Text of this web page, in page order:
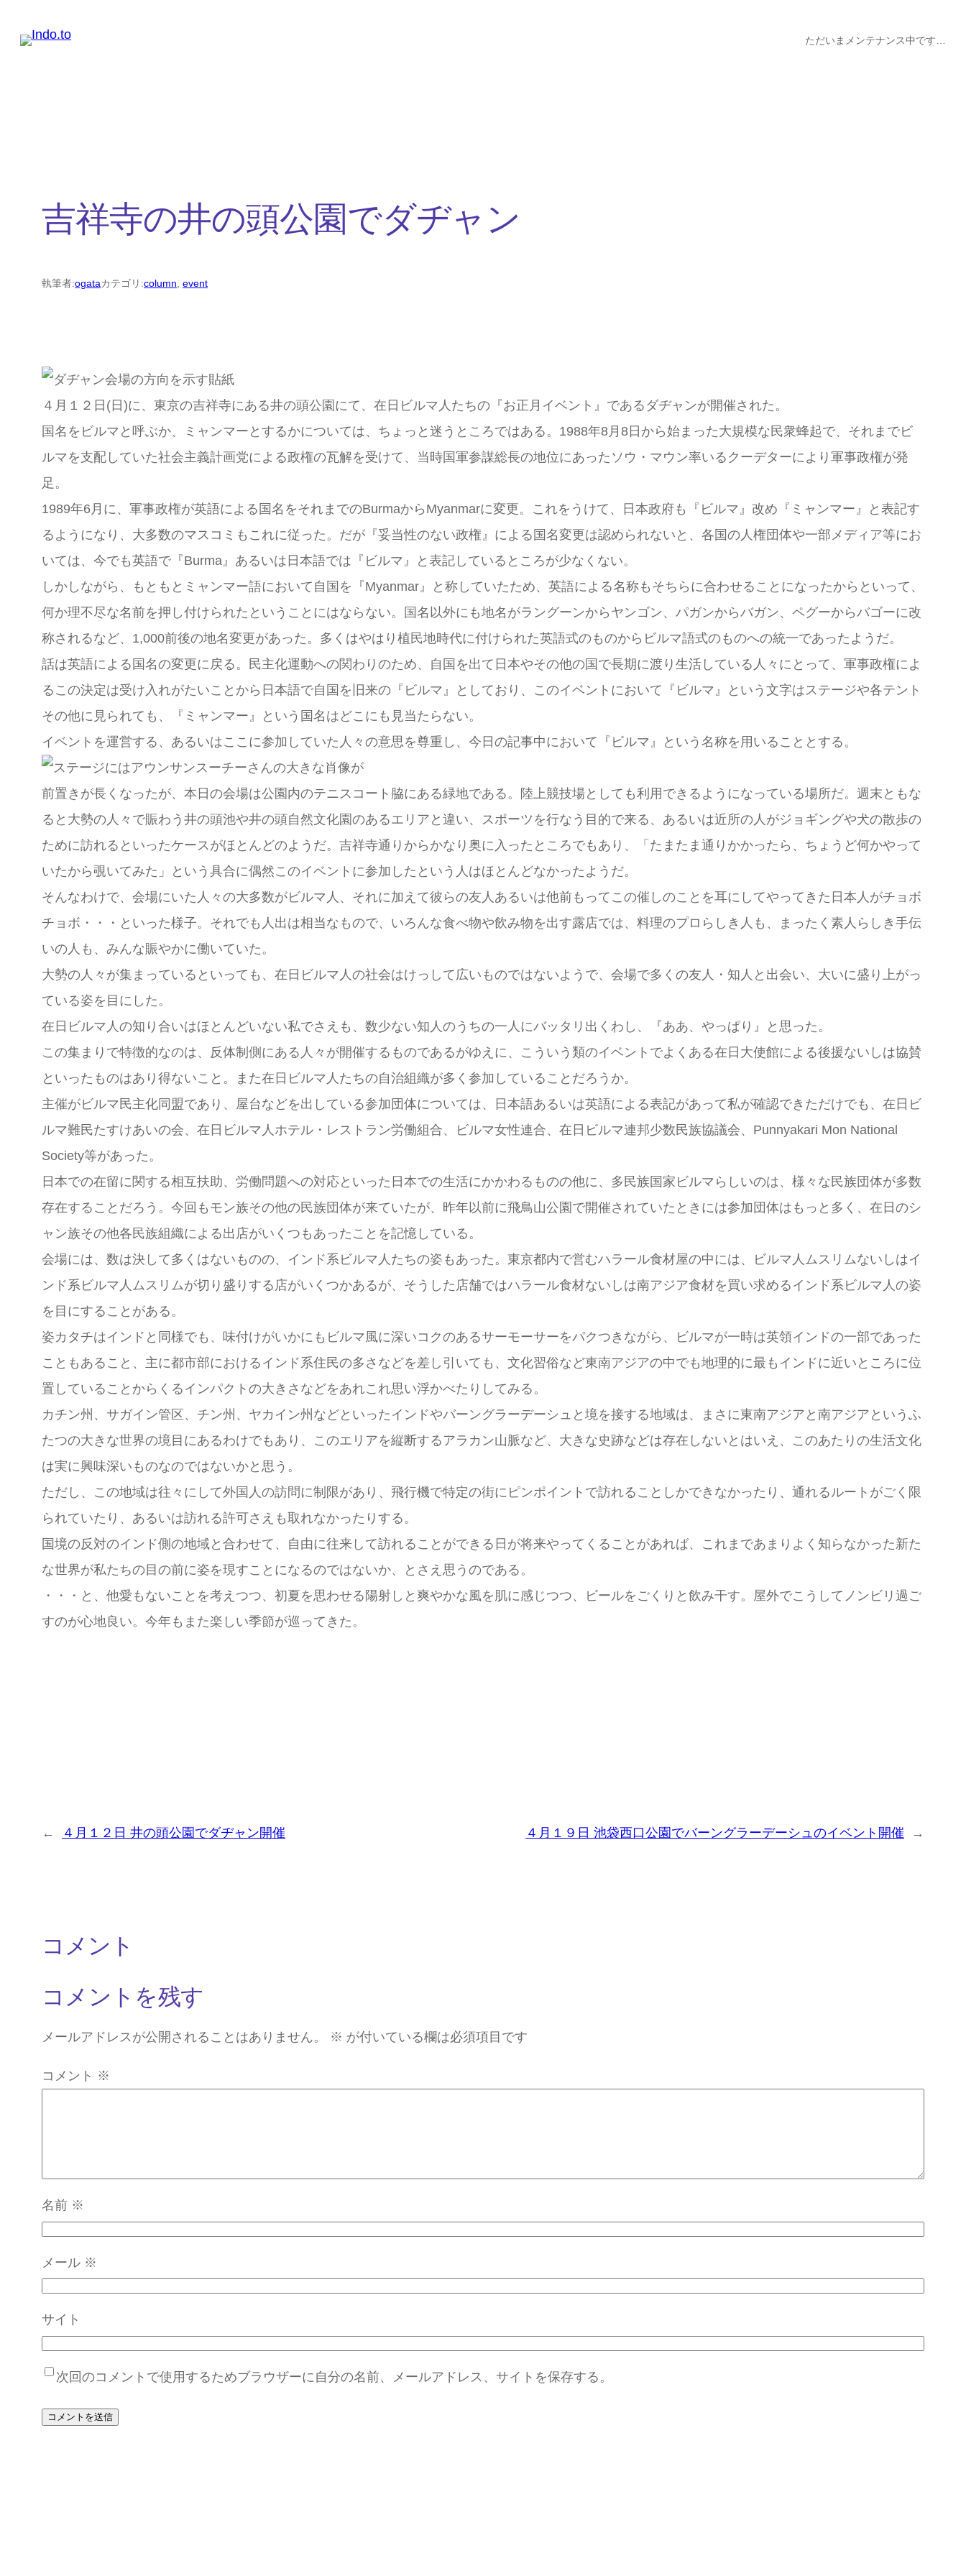
ただいまメンテナンス中です…
吉祥寺の井の頭公園でダヂャン
執筆者:ogataカテゴリ:column, event
４月１２日(日)に、東京の吉祥寺にある井の頭公園にて、在日ビルマ人たちの『お正月イベント』であるダヂャンが開催された。
国名をビルマと呼ぶか、ミャンマーとするかについては、ちょっと迷うところではある。1988年8月8日から始まった大規模な民衆蜂起で、それまでビ
ルマを支配していた社会主義計画党による政権の瓦解を受けて、当時国軍参謀総長の地位にあったソウ・マウン率いるクーデターにより軍事政権が発
足。
1989年6月に、軍事政権が英語による国名をそれまでのBurmaからMyanmarに変更。これをうけて、日本政府も『ビルマ』改め『ミャンマー』と表記す
るようになり、大多数のマスコミもこれに従った。だが『妥当性のない政権』による国名変更は認められないと、各国の人権団体や一部メディア等にお
いては、今でも英語で『Burma』あるいは日本語では『ビルマ』と表記しているところが少なくない。
しかしながら、もともとミャンマー語において自国を『Myanmar』と称していたため、英語による名称もそちらに合わせることになったからといって、
何か理不尽な名前を押し付けられたということにはならない。国名以外にも地名がラングーンからヤンゴン、パガンからバガン、ペグーからバゴーに改
称されるなど、1,000前後の地名変更があった。多くはやはり植民地時代に付けられた英語式のものからビルマ語式のものへの統一であったようだ。
話は英語による国名の変更に戻る。民主化運動への関わりのため、自国を出て日本やその他の国で長期に渡り生活している人々にとって、軍事政権によ
るこの決定は受け入れがたいことから日本語で自国を旧来の『ビルマ』としており、このイベントにおいて『ビルマ』という文字はステージや各テント
その他に見られても、『ミャンマー』という国名はどこにも見当たらない。
イベントを運営する、あるいはここに参加していた人々の意思を尊重し、今日の記事中において『ビルマ』という名称を用いることとする。
前置きが長くなったが、本日の会場は公園内のテニスコート脇にある緑地である。陸上競技場としても利用できるようになっている場所だ。週末ともな
ると大勢の人々で賑わう井の頭池や井の頭自然文化園のあるエリアと違い、スポーツを行なう目的で来る、あるいは近所の人がジョギングや犬の散歩の
ために訪れるといったケースがほとんどのようだ。吉祥寺通りからかなり奥に入ったところでもあり、「たまたま通りかかったら、ちょうど何かやって
いたから覗いてみた」という具合に偶然このイベントに参加したという人はほとんどなかったようだ。
そんなわけで、会場にいた人々の大多数がビルマ人、それに加えて彼らの友人あるいは他前もってこの催しのことを耳にしてやってきた日本人がチョボ
チョボ・・・といった様子。それでも人出は相当なもので、いろんな食べ物や飲み物を出す露店では、料理のプロらしき人も、まったく素人らしき手伝
いの人も、みんな賑やかに働いていた。
大勢の人々が集まっているといっても、在日ビルマ人の社会はけっして広いものではないようで、会場で多くの友人・知人と出会い、大いに盛り上がっ
ている姿を目にした。
在日ビルマ人の知り合いはほとんどいない私でさえも、数少ない知人のうちの一人にバッタリ出くわし、『ああ、やっぱり』と思った。
この集まりで特徴的なのは、反体制側にある人々が開催するものであるがゆえに、こういう類のイベントでよくある在日大使館による後援ないしは協賛
といったものはあり得ないこと。また在日ビルマ人たちの自治組織が多く参加していることだろうか。
主催がビルマ民主化同盟であり、屋台などを出している参加団体については、日本語あるいは英語による表記があって私が確認できただけでも、在日ビ
ルマ難民たすけあいの会、在日ビルマ人ホテル・レストラン労働組合、ビルマ女性連合、在日ビルマ連邦少数民族協議会、Punnyakari Mon National
Society等があった。
日本での在留に関する相互扶助、労働問題への対応といった日本での生活にかかわるものの他に、多民族国家ビルマらしいのは、様々な民族団体が多数
存在することだろう。今回もモン族その他の民族団体が来ていたが、昨年以前に飛鳥山公園で開催されていたときには参加団体はもっと多く、在日のシ
ャン族その他各民族組織による出店がいくつもあったことを記憶している。
会場には、数は決して多くはないものの、インド系ビルマ人たちの姿もあった。東京都内で営むハラール食材屋の中には、ビルマ人ムスリムないしはイ
ンド系ビルマ人ムスリムが切り盛りする店がいくつかあるが、そうした店舗ではハラール食材ないしは南アジア食材を買い求めるインド系ビルマ人の姿
を目にすることがある。
姿カタチはインドと同様でも、味付けがいかにもビルマ風に深いコクのあるサーモーサーをパクつきながら、ビルマが一時は英領インドの一部であった
こともあること、主に都市部におけるインド系住民の多さなどを差し引いても、文化習俗など東南アジアの中でも地理的に最もインドに近いところに位
置していることからくるインパクトの大きさなどをあれこれ思い浮かべたりしてみる。
カチン州、サガイン管区、チン州、ヤカイン州などといったインドやバーングラーデーシュと境を接する地域は、まさに東南アジアと南アジアというふ
たつの大きな世界の境目にあるわけでもあり、このエリアを縦断するアラカン山脈など、大きな史跡などは存在しないとはいえ、このあたりの生活文化
は実に興味深いものなのではないかと思う。
ただし、この地域は往々にして外国人の訪問に制限があり、飛行機で特定の街にピンポイントで訪れることしかできなかったり、通れるルートがごく限
られていたり、あるいは訪れる許可さえも取れなかったりする。
国境の反対のインド側の地域と合わせて、自由に往来して訪れることができる日が将来やってくることがあれば、これまであまりよく知らなかった新た
な世界が私たちの目の前に姿を現すことになるのではないか、とさえ思うのである。
・・・と、他愛もないことを考えつつ、初夏を思わせる陽射しと爽やかな風を肌に感じつつ、ビールをごくりと飲み干す。屋外でこうしてノンビリ過ご
すのが心地良い。今年もまた楽しい季節が巡ってきた。
← ４月１２日 井の頭公園でダヂャン開催 ４月１９日 池袋西口公園でバーングラーデーシュのイベント開催 →
コメント
コメントを残す
メールアドレスが公開されることはありません。 ※ が付いている欄は必須項目です
コメント ※
名前 ※
メール ※
サイト
次回のコメントで使用するためブラウザーに自分の名前、メールアドレス、サイトを保存する。